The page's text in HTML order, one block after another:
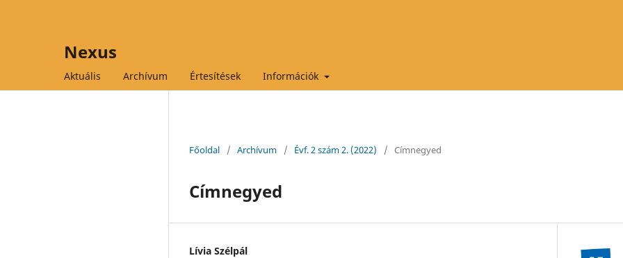
Nexus
Aktuális Archívum Értesítések Információk
Főoldal / Archívum / Évf. 2 szám 2. (2022) / Címnegyed
Címnegyed
Lívia Szélpál